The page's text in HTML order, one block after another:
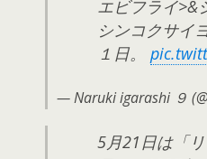
エビフライ>&
シンコクサイ
１日。
— Naruki igarashi ９
5月21日は「